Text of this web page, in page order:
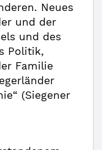
Neues
und der
und des
Politik,
Familie
(Siegener